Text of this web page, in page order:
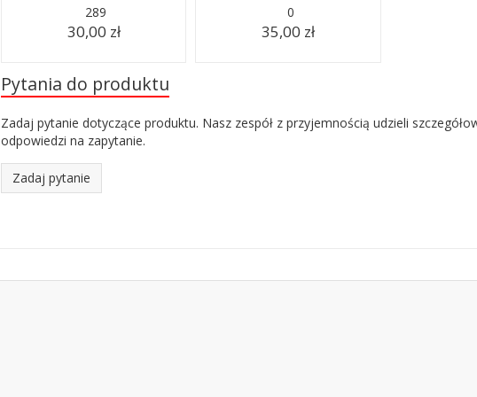
289
30,00 zł
0
35,00 zł
Pytania do produktu
Zadaj pytanie dotyczące produktu. Nasz zespół z przyjemnością udzieli
odpowiedzi na zapytanie.
Zadaj pytanie